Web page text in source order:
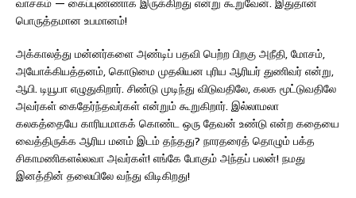
பொருத்தமான உபமானம்!
அக்காலத்து மன்னர்களை அண்டிப் பதவி பெற்ற பிறகு அநீதி, மோசம்,
அயோக்கியத்தனம், கொடுமை முதலியன புரிய ஆரியர் துணிவர் என்று,
ஆபி. டியூபா எழுதுகிறார். சிண்டு முடிந்து விடுவதிலே, கலக மூட்டுவதிலே
அவர்கள் கைதேர்ந்தவர்கள் என்றும் கூறுகிறார். இல்லாமலா
கலகத்தையே காரியமாகக் கொண்ட ஒரு தேவன் உண்டு என்ற கதையை
வைத்திருக்க ஆரிய மனம் இடம் தந்தது? நாரதரைத் தொழும் பக்த
சிகாமணிகளல்லவா அவர்கள்! எங்கே போகும் அந்தப் பலன்! நமது
இனத்தின் தலையிலே வந்து விடிகிறது!